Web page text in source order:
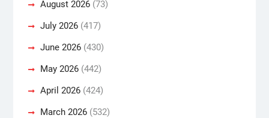
August 2026(73)
July 2026(417)
June 2026(430)
May 2026(442)
April 2026(424)
March 2026(532)